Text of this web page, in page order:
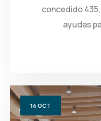
concedido
ayudas
14 OCT